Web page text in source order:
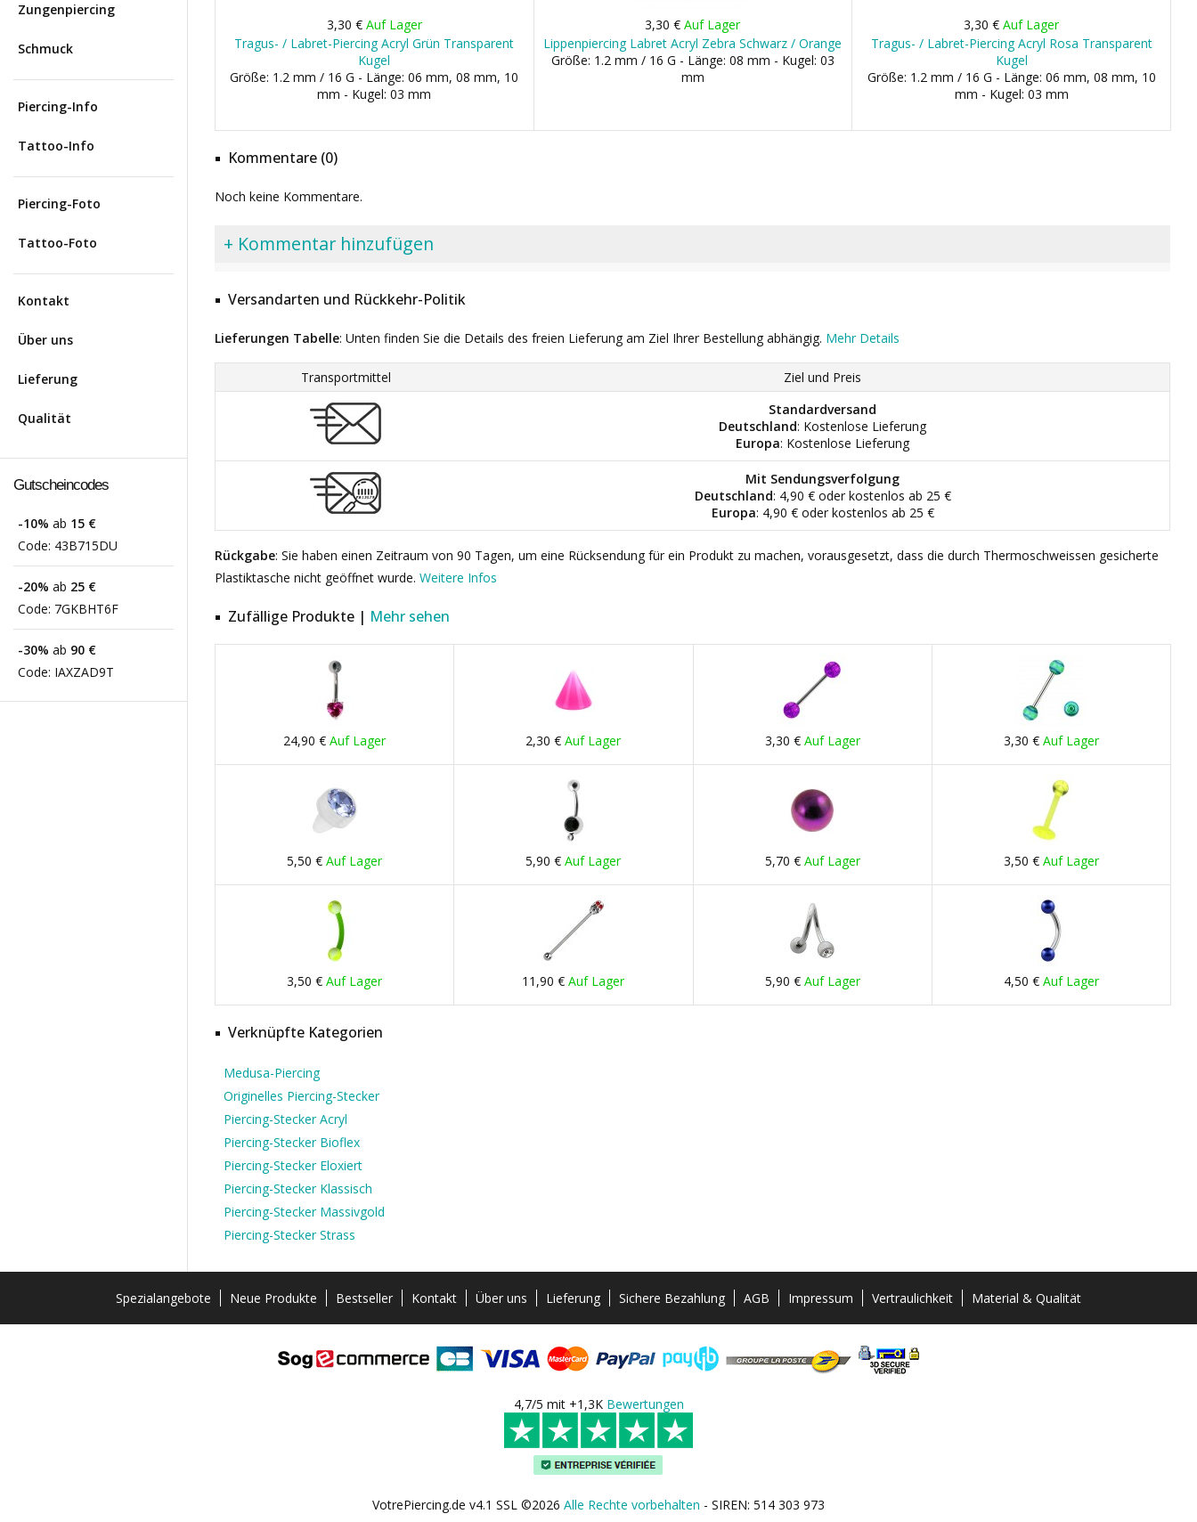
Zungenpiercing
Schmuck
Piercing-Info
Tattoo-Info
Piercing-Foto
Tattoo-Foto
Kontakt
Über uns
Lieferung
Qualität
Gutscheincodes
-10% ab 15 €
Code: 43B715DU
-20% ab 25 €
Code: 7GKBHT6F
-30% ab 90 €
Code: IAXZAD9T
3,30 € Auf Lager
Tragus- / Labret-Piercing Acryl Grün Transparent
Kugel
Größe: 1.2 mm / 16 G - Länge: 06 mm, 08 mm, 10
mm - Kugel: 03 mm
3,30 €Auf Lager
Lippenpiercing Labret Acryl Zebra Schwarz / Orange
Größe: 1.2 mm / 16 G - Länge: 08 mm - Kugel: 03
mm
3,30 €Auf Lager
Tragus- / Labret-Piercing Acryl Rosa Transparent
Kugel
Größe: 1.2 mm / 16 G - Länge: 06 mm, 08 mm, 10
mm - Kugel: 03 mm
Kommentare (0)
Noch keine Kommentare.
+ Kommentar hinzufügen
Versandarten und Rückkehr-Politik
Lieferungen Tabelle: Unten finden Sie die Details des freien Lieferung am Ziel Ihrer Bestellung abhängig. Mehr Details
Transportmittel
Ziel und Preis
Standardversand
Deutschland: Kostenlose Lieferung
Europa: Kostenlose Lieferung
Mit Sendungsverfolgung
Deutschland: 4,90 € oder kostenlos ab 25 €
Europa: 4,90 € oder kostenlos ab 25 €
Rückgabe: Sie haben einen Zeitraum von 90 Tagen, um eine Rücksendung für ein Produkt zu machen, vorausgesetzt, dass die durch Thermoschweissen gesicherte
Plastiktasche nicht geöffnet wurde. Weitere Infos
Zufällige Produkte | Mehr sehen
24,90 €Auf Lager 2,30 €Auf Lager 3,30 € Auf Lager 3,30 € Auf Lager
5,50 €Auf Lager 5,90 €Auf Lager 5,70 € Auf Lager 3,50 € Auf Lager
3,50 €Auf Lager 11,90 €Auf Lager 5,90 € Auf Lager 4,50 € Auf Lager
Verknüpfte Kategorien
Medusa-Piercing
Originelles Piercing-Stecker
Piercing-Stecker Acryl
Piercing-Stecker Bioflex
Piercing-Stecker Eloxiert
Piercing-Stecker Klassisch
Piercing-Stecker Massivgold
Piercing-Stecker Strass
Spezialangebote Neue Produkte Bestseller Kontakt Über uns Lieferung Sichere Bezahlung AGB Impressum Vertraulichkeit Material & Qualität
4,7/5 mit +1,3K Bewertungen
VotrePiercing.de v4.1 SSL ©2026 Alle Rechte vorbehalten - SIREN: 514 303 973